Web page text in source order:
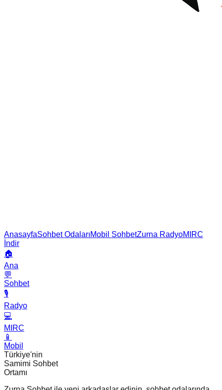
AnasayfaSohbet OdalarıMobil SohbetZurna RadyoMIRC
İndir
🏠
Ana
💬
Sohbet
🎙️
Radyo
💻
MIRC
📱
Mobil
Türkiye'nin
Samimi Sohbet
Ortamı